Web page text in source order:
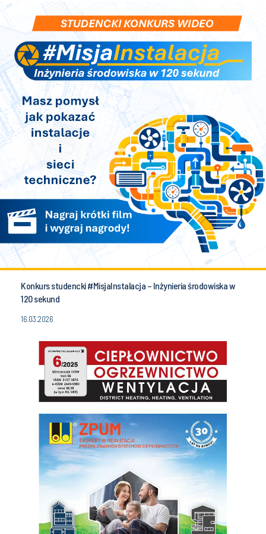
Konkurs studencki #MisjaInstalacja – Inżynieria środowiska w
120 sekund
16.03.2026